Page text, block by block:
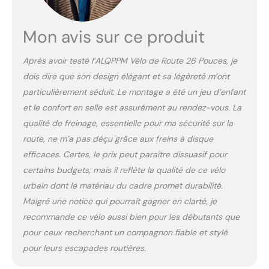
Mon avis sur ce produit
Après avoir testé l’ALQPPM Vélo de Route 26 Pouces, je
dois dire que son design élégant et sa légèreté m’ont
particulièrement séduit. Le montage a été un jeu d’enfant
et le confort en selle est assurément au rendez-vous. La
qualité de freinage, essentielle pour ma sécurité sur la
route, ne m’a pas déçu grâce aux freins à disque
efficaces. Certes, le prix peut paraître dissuasif pour
certains budgets, mais il reflète la qualité de ce vélo
urbain dont le matériau du cadre promet durabilité.
Malgré une notice qui pourrait gagner en clarté, je
recommande ce vélo aussi bien pour les débutants que
pour ceux recherchant un compagnon fiable et stylé
pour leurs escapades routières.